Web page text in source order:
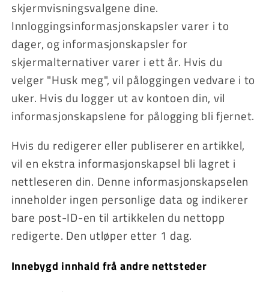
skjermvisningsvalgene dine.
Innloggingsinformasjonskapsler varer i to
dager, og informasjonskapsler for
skjermalternativer varer i ett år. Hvis du
velger "Husk meg", vil påloggingen vedvare i to
uker. Hvis du logger ut av kontoen din, vil
informasjonskapslene for pålogging bli fjernet.
Hvis du redigerer eller publiserer en artikkel,
vil en ekstra informasjonskapsel bli lagret i
nettleseren din. Denne informasjonskapselen
inneholder ingen personlige data og indikerer
bare post-ID-en til artikkelen du nettopp
redigerte. Den utløper etter 1 dag.
Innebygd innhald frå andre nettsteder